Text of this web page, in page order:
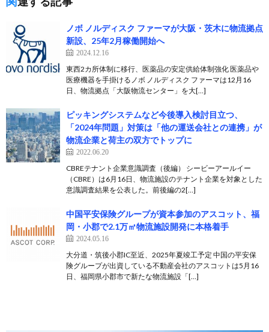
ノボ ノルディスク ファーマが大阪・茨木に物流拠点
新設、25年2月稼働開始へ
2024.12.16
東西2カ所体制に移行、医薬品の安定供給体制強化 医薬品や
医療機器を手掛けるノボ ノルディスク ファーマは12月16
日、物流拠点「大阪物流センター」を大[…]
ピッキングシステムなど今後導入検討目立つ、
「2024年問題」対策は「他の運送会社との連携」が
物流企業と荷主の双方でトップに
2022.06.20
CBREテナント企業意識調査（後編） シービーアールイー
（CBRE）は6月16日、物流施設のテナント企業を対象とした
意識調査結果を公表した。前後編の2[…]
中国平安保険グループが資本参加のアスコット、福
岡・小郡で2.1万㎡物流施設開発に本格着手
2024.05.16
大分道・筑後小郡IC至近、2025年夏竣工予定 中国の平安保
険グループが出資している不動産会社のアスコットは5月16
日、福岡県小郡市で新たな物流施設「[…]